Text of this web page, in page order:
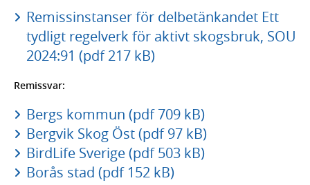
Remissinstanser för delbetänkandet Ett
tydligt regelverk för aktivt skogsbruk, SOU
2024:91 (pdf 217 kB)
Remissvar:
Bergs kommun (pdf 709 kB)
Bergvik Skog Öst (pdf 97 kB)
BirdLife Sverige (pdf 503 kB)
Borås stad (pdf 152 kB)